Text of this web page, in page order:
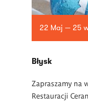
22 Maj — 25
Błysk
Zapraszamy na
Restauracji